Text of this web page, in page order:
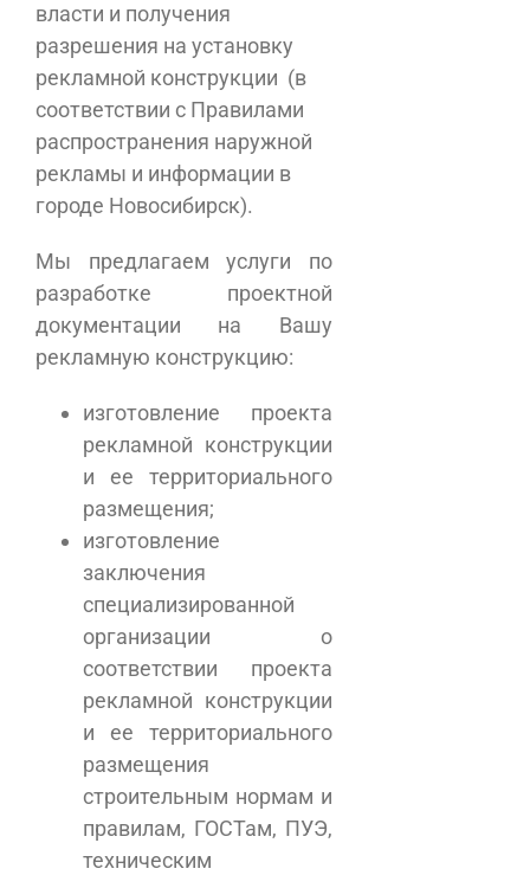
власти и получения
разрешения на установку
рекламной конструкции (в
соответствии с Правилами
распространения наружной
рекламы и информации в
городе Новосибирск).
Мы предлагаем услуги по
разработке проектной
документации на Вашу
рекламную конструкцию:
изготовление проекта
рекламной конструкции
и ее территориального
размещения;
изготовление
заключения
специализированной
организации о
соответствии проекта
рекламной конструкции
и ее территориального
размещения
строительным нормам и
правилам, ГОСТам, ПУЭ,
техническим